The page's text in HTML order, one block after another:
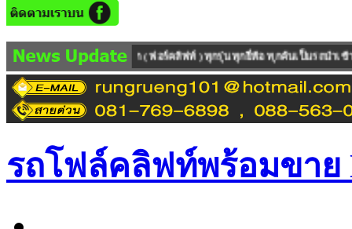
ก ( ฟอร์คลิฟท์ ) ทุกรุ่น ทุกยี่ห้อ ทุกคันเป็นรถนำเข้าจาก ต่างประเทศ มีทั้งรถ
รถโฟล์คลิฟท์พร้อมขาย